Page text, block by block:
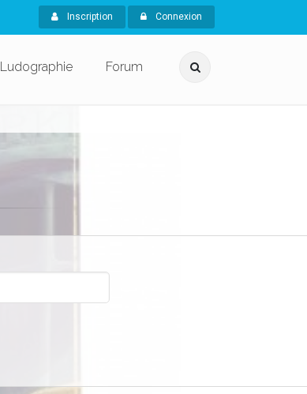
Inscription Connexion
Ludographie Forum